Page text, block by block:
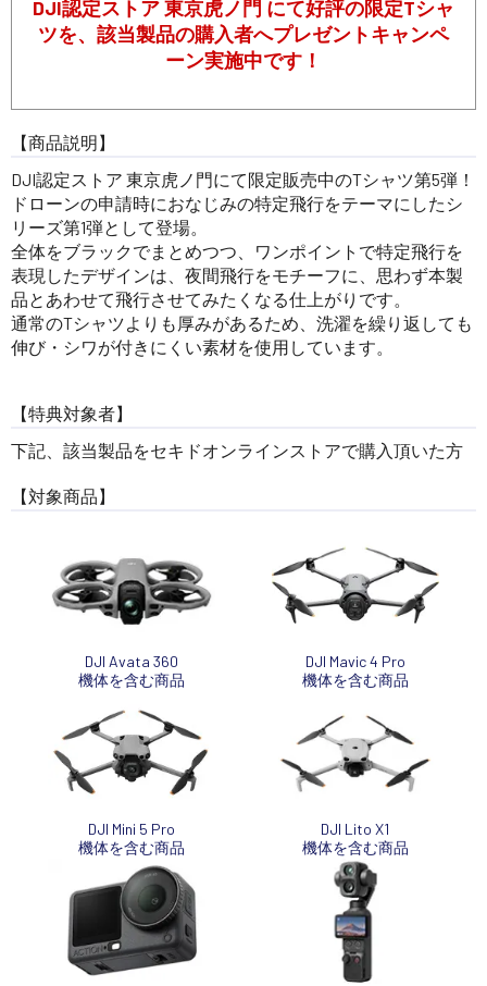
DJI認定ストア 東京虎ノ門 にて好評の限定Tシャ
ツを、該当製品の購入者へプレゼントキャンペ
ーン実施中です！
【商品説明】
DJI認定ストア 東京虎ノ門にて限定販売中のTシャツ第5弾！
ドローンの申請時におなじみの特定飛行をテーマにしたシ
リーズ第1弾として登場。
全体をブラックでまとめつつ、ワンポイントで特定飛行を
表現したデザインは、夜間飛行をモチーフに、思わず本製
品とあわせて飛行させてみたくなる仕上がりです。
通常のTシャツよりも厚みがあるため、洗濯を繰り返しても
伸び・シワが付きにくい素材を使用しています。
【特典対象者】
下記、該当製品をセキドオンラインストアで購入頂いた方
【対象商品】
DJI Avata 360
機体を含む商品
DJI Mavic 4 Pro
機体を含む商品
DJI Mini 5 Pro
機体を含む商品
DJI Lito X1
機体を含む商品